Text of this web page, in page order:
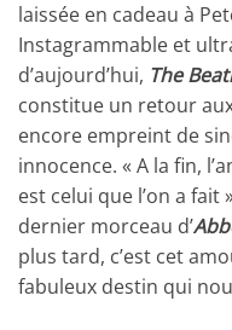
laissée en cadeau à
Instagrammable et
d’aujourd’hui, The
constitue un retour
encore empreint de
innocence. « A la fin,
est celui que l’on a fait
dernier morceau d’
plus tard, c’est cet
fabuleux destin qui